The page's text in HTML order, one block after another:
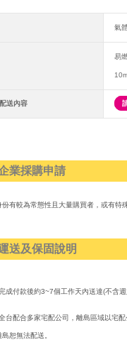
氣
易
送內容
業採購申請
份有較為常態性且大量購買者，或有特
送及保固說明
成付款後約3~7個工作天內送達(不含
台配合多家宅配公司，離島區域以宅
恕無法配送。